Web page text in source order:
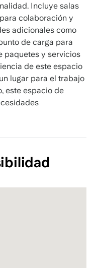
Incluye salas
colaboración y
adicionales como
de carga para
paquetes y servicios
de este espacio
lugar para el trabajo
este espacio de